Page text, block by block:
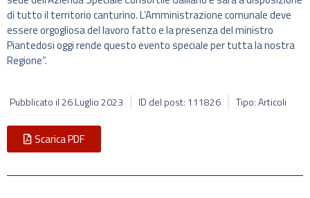
di tutto il territorio canturino. L’Amministrazione comunale deve
essere orgogliosa del lavoro fatto e la presenza del ministro
Piantedosi oggi rende questo evento speciale per tutta la nostra
Regione”.
Pubblicato il26 Luglio 2023 ID del post: 111826 Tipo: Articoli
Scarica PDF